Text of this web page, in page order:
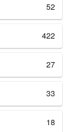
52
422
27
33
18